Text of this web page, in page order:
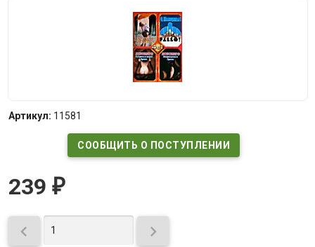
Артикул: 11581
СООБЩИТЬ О ПОСТУПЛЕНИИ
239 ₽
 